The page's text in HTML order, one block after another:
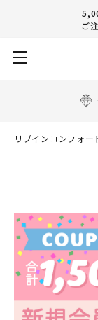
ご
リブインコンフォ